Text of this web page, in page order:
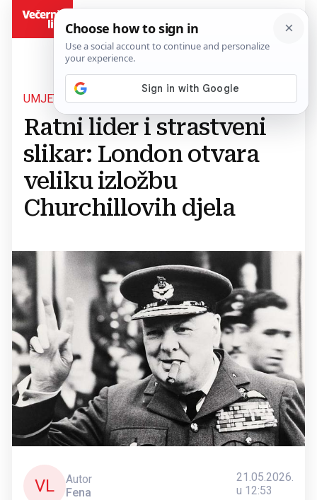
UMJETNOST I POLITIKA
Ratni lider i strastveni
slikar: London otvara
veliku izložbu
Churchillovih djela
VL
Autor
Fena
21.05.2026.
u 12:53